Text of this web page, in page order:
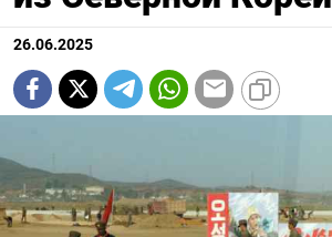
26.06.2025